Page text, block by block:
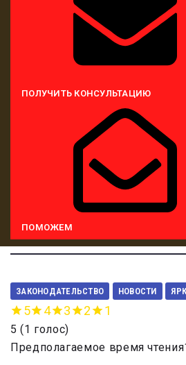
ПОЛУЧИТЬ КОНСУЛЬТАЦИЮ
ПОМОЖЕМ
ЗАКОНОДАТЕЛЬСТВО НОВОСТИ
5 4 3 2 1
5 (1 голос)
Предполагаемое время